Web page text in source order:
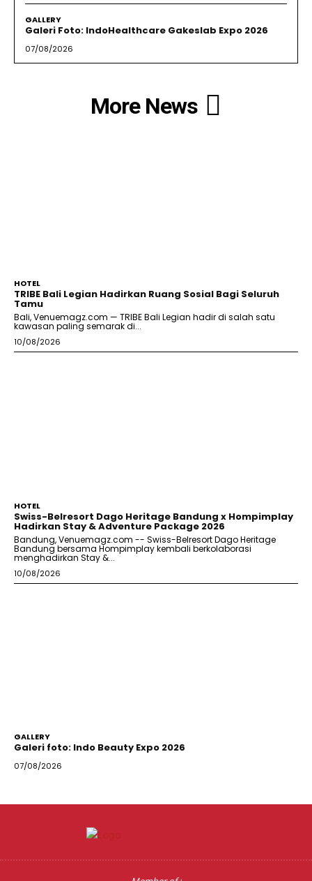
GALLERY
Galeri Foto: IndoHealthcare Gakeslab Expo 2026
07/08/2026
More News
HOTEL
TRIBE Bali Legian Hadirkan Ruang Sosial Bagi Seluruh
Tamu
Bali, Venuemagz.com — TRIBE Bali Legian hadir di salah satu
kawasan paling semarak di...
10/08/2026
HOTEL
Swiss-Belresort Dago Heritage Bandung x Hompimplay
Hadirkan Stay & Adventure Package 2026
Bandung, Venuemagz.com -- Swiss-Belresort Dago Heritage
Bandung bersama Hompimplay kembali berkolaborasi
menghadirkan Stay &...
10/08/2026
GALLERY
Galeri foto: Indo Beauty Expo 2026
07/08/2026